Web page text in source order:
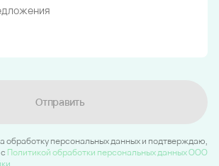
Отправить
обработку персональных данных и подтверждаю,
Политикой обработки персональных данных ООО